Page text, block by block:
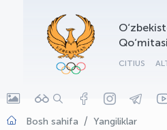
Qo‘mitasi
CITIUS
Bosh sahifa Yangiliklar
OLYMPCHIK AI - yordamchi
Onlayn · olympic.uz